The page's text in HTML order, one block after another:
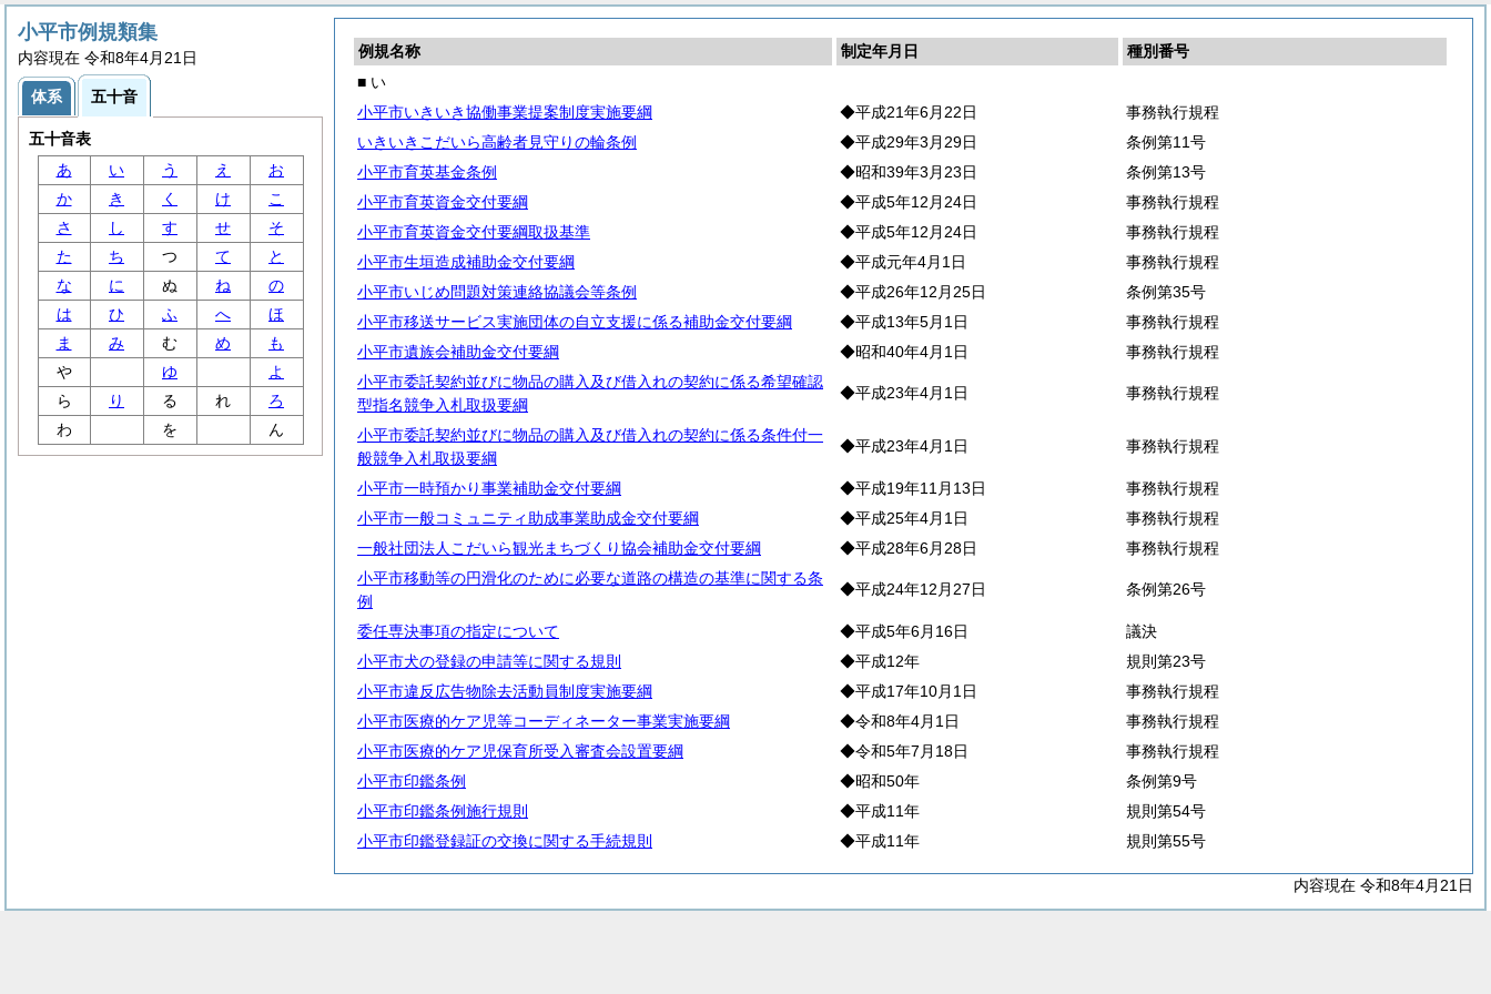
例規名称 制定年月日
種別番号
■ い
小平市いきいき協働事業提案制度実施要綱
◆平成21年6月22日
事務執行規程
いきいきこだいら高齢者見守りの輪条例
◆平成29年3月29日
条例第11号
小平市育英基金条例
◆昭和39年3月23日
条例第13号
小平市育英資金交付要綱
◆平成5年12月24日
事務執行規程
小平市育英資金交付要綱取扱基準
◆平成5年12月24日
事務執行規程
小平市生垣造成補助金交付要綱
◆平成元年4月1日
事務執行規程
小平市いじめ問題対策連絡協議会等条例
◆平成26年12月25日
条例第35号
小平市移送サービス実施団体の自立支援に係る補助金交付要綱
◆平成13年5月1日
事務執行規程
小平市遺族会補助金交付要綱
◆昭和40年4月1日
事務執行規程
小平市委託契約並びに物品の購入及び借入れの契約に係る希望確認
型指名競争入札取扱要綱
◆平成23年4月1日 事務執行規程
小平市委託契約並びに物品の購入及び借入れの契約に係る条件付一
般競争入札取扱要綱
◆平成23年4月1日 事務執行規程
小平市一時預かり事業補助金交付要綱 ◆平成19年11月13日
事務執行規程
小平市一般コミュニティ助成事業助成金交付要綱
◆平成25年4月1日
事務執行規程
一般社団法人こだいら観光まちづくり協会補助金交付要綱
◆平成28年6月28日
事務執行規程
小平市移動等の円滑化のために必要な道路の構造の基準に関する条
例
◆平成24年12月27日 条例第26号
委任専決事項の指定について ◆平成5年6月16日
議決
小平市犬の登録の申請等に関する規則
◆平成12年
規則第23号
小平市違反広告物除去活動員制度実施要綱
◆平成17年10月1日
事務執行規程
小平市医療的ケア児等コーディネーター事業実施要綱
◆令和8年4月1日
事務執行規程
小平市医療的ケア児保育所受入審査会設置要綱
◆令和5年7月18日
事務執行規程
小平市印鑑条例
◆昭和50年
条例第9号
小平市印鑑条例施行規則
◆平成11年
規則第54号
小平市印鑑登録証の交換に関する手続規則
◆平成11年 規則第55号
内容現在 令和8年4月21日
小平市例規類集
内容現在 令和8年4月21日
体系 五十音
五十音表
あ
い う え
お
か
き く け
こ
さ
し す せ
そ
た
ち つ て
と
な
に ぬ ね
の
は
ひ ふ へ
ほ
ま
み む め
も
や
ゆ
よ
ら
り る れ
ろ
わ
を ん